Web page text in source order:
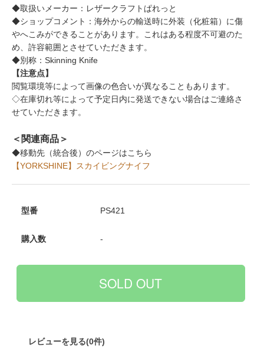
◆取扱いメーカー：レザークラフトぱれっと
◆ショップコメント：海外からの輸送時に外装（化粧箱）に傷
やへこみができることがあります。これはある程度不可避のた
め、許容範囲とさせていただきます。
◆別称：Skinning Knife
【注意点】
閲覧環境等によって画像の色合いが異なることもあります。
◇在庫切れ等によって予定日内に発送できない場合はご連絡さ
せていただきます。
＜関連商品＞
◆移動先（統合後）のページはこちら
【YORKSHINE】スカイビングナイフ
型番 PS421
購入数 -
レビューを見る(0件)